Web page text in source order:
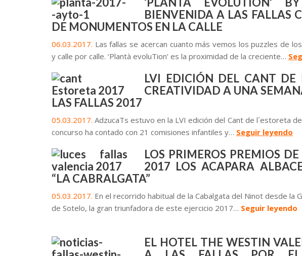
BIENVENIDA A LAS FALLAS
DE MONUMENTOS EN LA CALLE
06.03.2017. Las fallas se acercan cuanto más vemos los puzzles de
y calle por calle. ‘Plantà evoluTion’ es la proximidad de la creciente…
LVI EDICIÓN DEL CANT DE
CREATIVIDAD A UNA
LAS FALLAS 2017
05.03.2017. AdzucaTs estuvo en la LVI edición del Cant de l´estoreta
concurso ha contado con 21 comisiones infantiles y… Seguir leyendo
LOS PRIMEROS PREMIOS
2017 LOS ACAPARA
“LA CABRALGATA”
05.03.2017. En el recorrido habitual de la Cabalgata del Ninot desde la
de Sotelo, la gran triunfadora de este ejercicio 2017… Seguir leyendo
EL HOTEL THE WESTIN